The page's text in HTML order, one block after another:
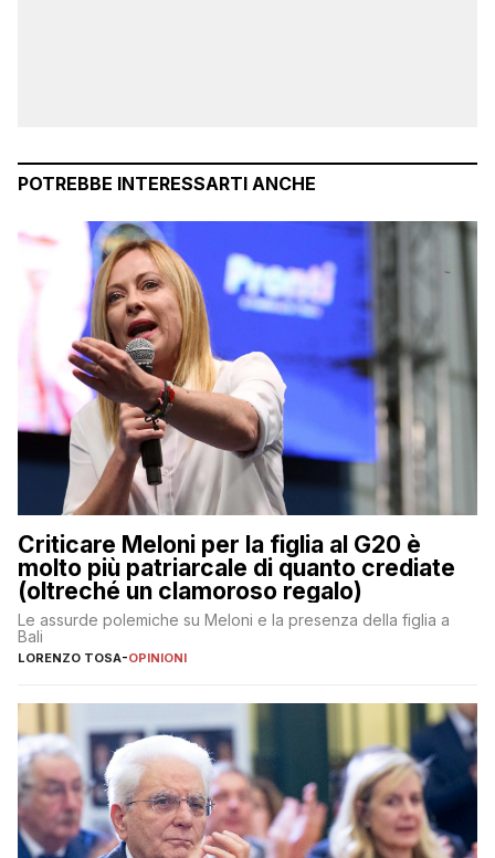
POTREBBE INTERESSARTI ANCHE
Criticare Meloni per la figlia al G20 è
molto più patriarcale di quanto crediate
(oltreché un clamoroso regalo)
Le assurde polemiche su Meloni e la presenza della figlia a
Bali
LORENZO TOSA-OPINIONI